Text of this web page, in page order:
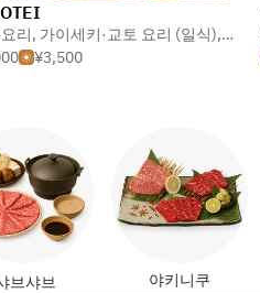
리, 가이세키·교토 요리 (일식), 복어
¥3,500
브샤브 야키니쿠